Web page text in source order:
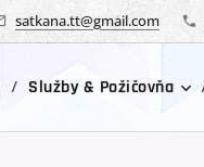
satkana.tt@gmail.com
Služby & Požičovňa